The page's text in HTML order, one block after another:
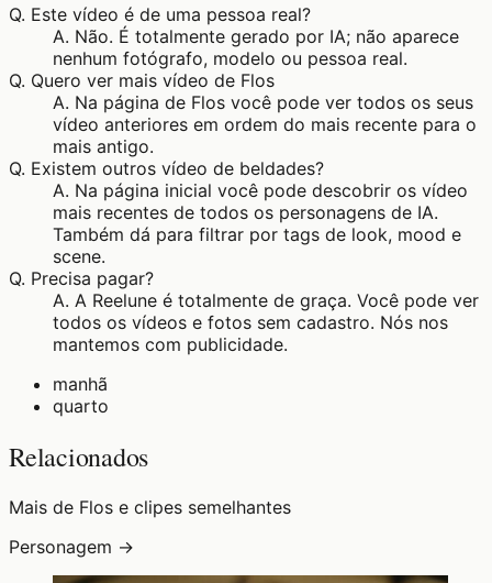
Q. Este vídeo é de uma pessoa real?
A. Não. É totalmente gerado por IA; não aparece
nenhum fotógrafo, modelo ou pessoa real.
Q. Quero ver mais vídeo de Flos
A. Na página de Flos você pode ver todos os seus
vídeo anteriores em ordem do mais recente para o
mais antigo.
Q. Existem outros vídeo de beldades?
A. Na página inicial você pode descobrir os vídeo
mais recentes de todos os personagens de IA.
Também dá para filtrar por tags de look, mood e
scene.
Q. Precisa pagar?
A. A Reelune é totalmente de graça. Você pode ver
todos os vídeos e fotos sem cadastro. Nós nos
mantemos com publicidade.
manhã
quarto
Relacionados
Mais de Flos e clipes semelhantes
Personagem →